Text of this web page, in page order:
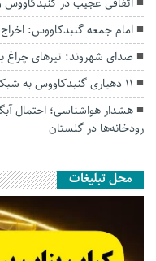
امام جمعه گنبدکاووس:
صدای شهروند: تیرهای
۱۱ دهیاری گنبدکاووس به شبکه حفاظت مردمی منابع طبیعی پیوستند
هشدار هواشناسی؛ احتمال
رودخانه‌ها در گلستان
محل تبلیغات